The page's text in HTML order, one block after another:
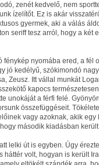
zenét kedvelő, nem
ízelítőt. Ez is akár
gyermek, aki a válás
seriff tesz arról, hogy a két
nyomába ered, a fél
jó kedélyű, szókimondó
Zeusz. Itt vállal munkát
kapocs
unokáját a férfi felé.
összefüggéseit.
vagy azoknak, akik
második kiadásban
lelki út is egyben. Úgy
volt, hogyan is került